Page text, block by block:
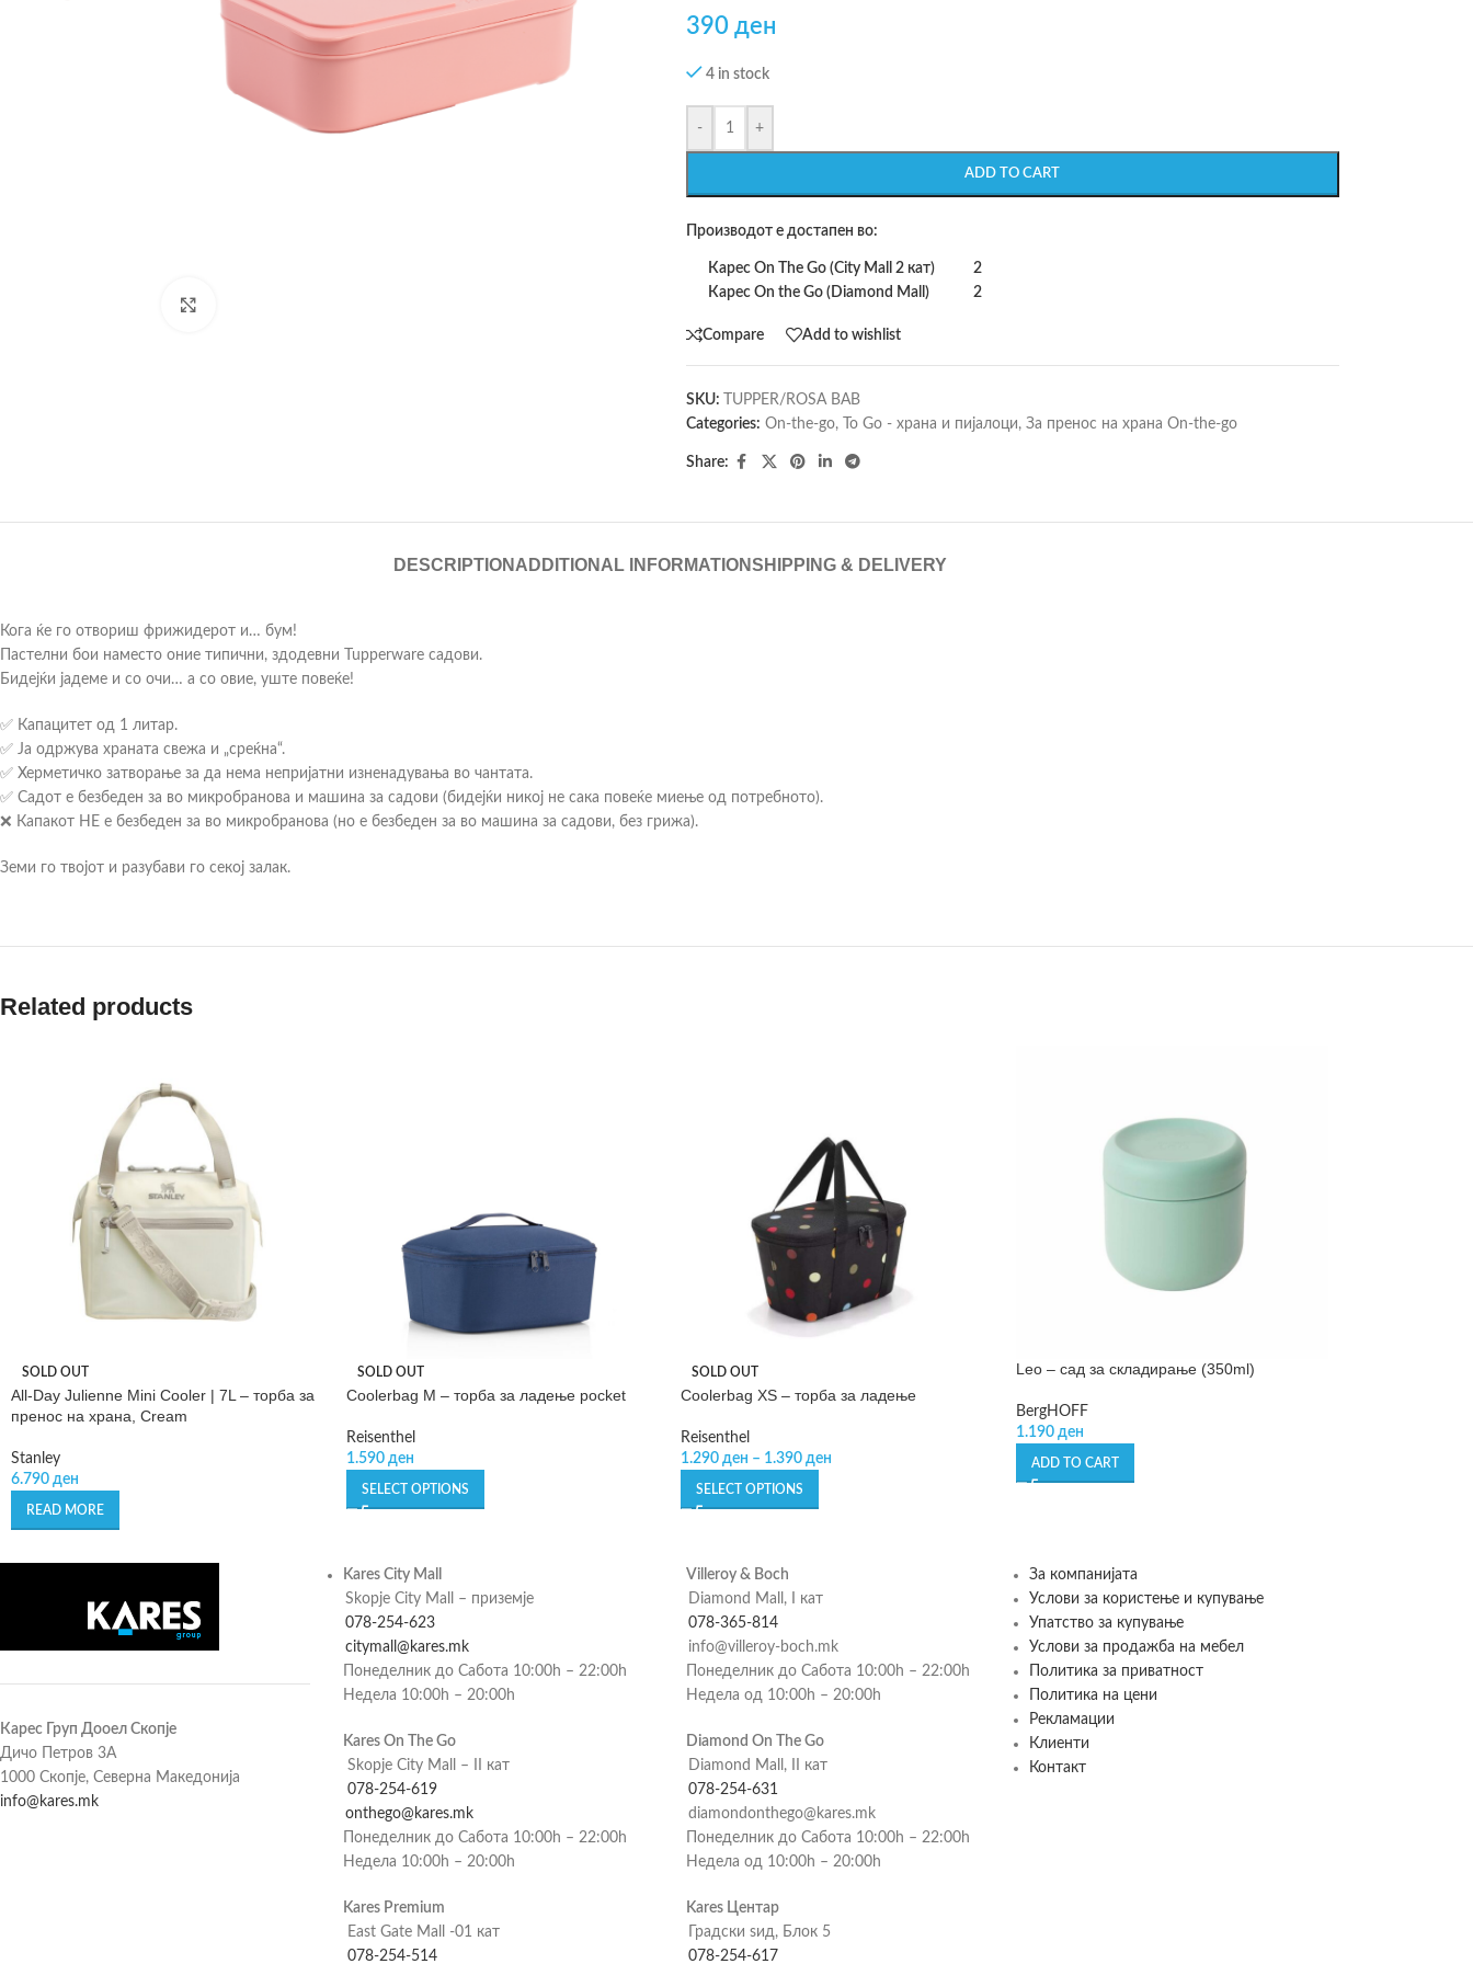
390 ден
4 in stock
- +
ADD TO CART
Производот е достапен во:
Карес On The Go (City Mall 2 кат)
2
Карес On the Go (Diamond Mall)
2
Compare Add to wishlist
SKU:
TUPPER/ROSA BAB
Categories: On-the-go, To Go - храна и пијалоци, За пренос на храна On-the-go
Share:
DESCRIPTION ADDITIONAL INFORMATIONSHIPPING & DELIVERY
Кога ќе го отвориш фрижидерот и… бум!
Пастелни бои наместо оние типични, здодевни Tupperware садови.
Бидејќи јадеме и со очи… а со овие, уште повеќе!
✅ Капацитет од 1 литар.
✅ Ја одржува храната свежа и „среќна“.
✅ Херметичко затворање за да нема непријатни изненадувања во чантата.
✅ Садот е безбеден за во микробранова и машина за садови (бидејќи никој не сака повеќе миење од потребното).
❌ Капакот НЕ е безбеден за во микробранова (но е безбеден за во машина за садови, без грижа).
Земи го твојот и разубави го секој залак.
Related products
SOLD OUT
All-Day Julienne Mini Cooler | 7L – торба за
пренос на храна, Cream
Stanley
6.790 ден
READ MORE
SOLD OUT
Coolerbag M – торба за ладење pocket
Reisenthel
1.590 ден
SELECT OPTIONS
SOLD OUT
Coolerbag XS – торба за ладење
Reisenthel
1.290 ден – 1.390 ден
SELECT OPTIONS
Leo – сад за складирање (350ml)
BergHOFF
1.190 ден
ADD TO CART
Карес Груп Дооел Скопје
Дичо Петров 3А
1000 Скопје, Северна Македонија
info@kares.mk
Kares City Mall
Skopje City Mall – приземје
078-254-623
citymall@kares.mk
Понеделник до Сабота 10:00h – 22:00h
Недела 10:00h – 20:00h
Kares On The Go
Skopje City Mall – II кат
078-254-619
onthego@kares.mk
Понеделник до Сабота 10:00h – 22:00h
Недела 10:00h – 20:00h
Kares Premium
East Gate Mall -01 кат
078-254-514
Villeroy & Boch
Diamond Mall, I кат
078-365-814
info@villeroy-boch.mk
Понеделник до Сабота 10:00h – 22:00h
Недела од 10:00h – 20:00h
Diamond On The Go
Diamond Mall, II кат
078-254-631
diamondonthego@kares.mk
Понеделник до Сабота 10:00h – 22:00h
Недела од 10:00h – 20:00h
Kares Центар
Градски ѕид, Блок 5
078-254-617
За компанијата
Услови за користење и купување
Упатство за купување
Услови за продажба на мебел
Политика за приватност
Политика на цени
Рекламации
Клиенти
Контакт